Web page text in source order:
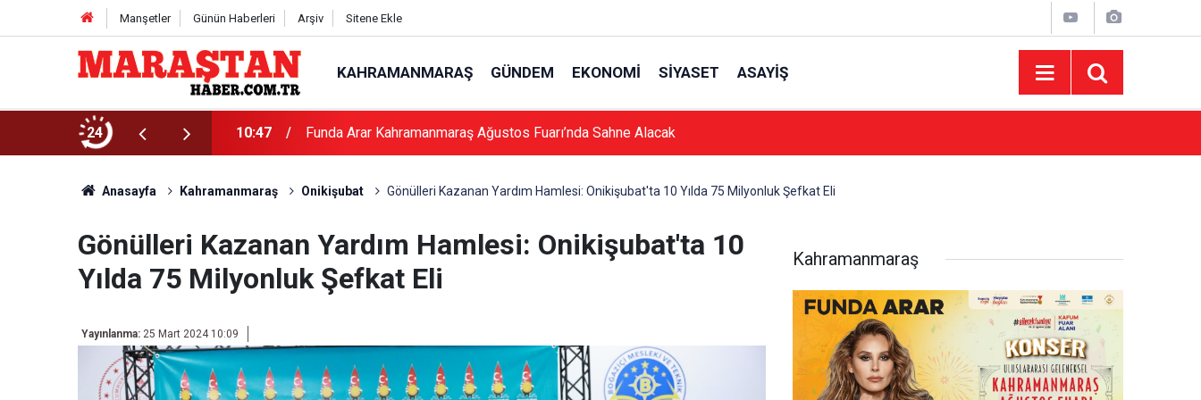
Manşetler Günün Haberleri Arşiv Sitene Ekle
KAHRAMANMARAŞ GÜNDEM EKONOMI SIYASET ASAYIŞ
24 10:47 Funda Arar Kahramanmaraş Ağustos Fuarı’nda Sahne Alacak
Anasayfa Kahramanmaraş Onikişubat Gönülleri Kazanan Yardım Hamlesi: Onikişubat'ta 10 Yılda 75 Milyonluk Şefkat Eli
Gönülleri Kazanan Yardım Hamlesi: Onikişubat'ta 10
Yılda 75 Milyonluk Şefkat Eli
Yayınlanma: 25 Mart 2024 10:09
Kahramanmaraş